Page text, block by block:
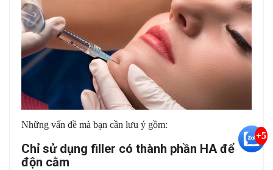
Những vấn đề mà bạn cần lưu ý gồm:
Chỉ sử dụng filler có thành phần HA để
độn cằm
+5